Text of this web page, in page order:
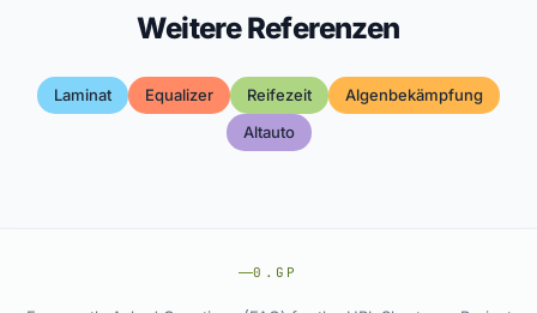
Weitere Referenzen
Laminat Equalizer Reifezeit
Algenbekämpfung
Altauto
0.GP